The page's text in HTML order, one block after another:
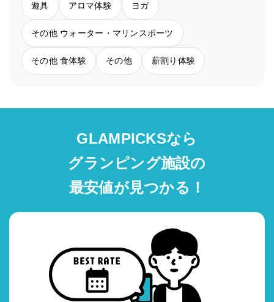
遊具 アロマ体験 ヨガ
その他 ウォーター・マリンスポーツ
その他 食体験 その他 薪割り体験
GLAMPICKSなら
グランピング施設の
最安値が見つかる！